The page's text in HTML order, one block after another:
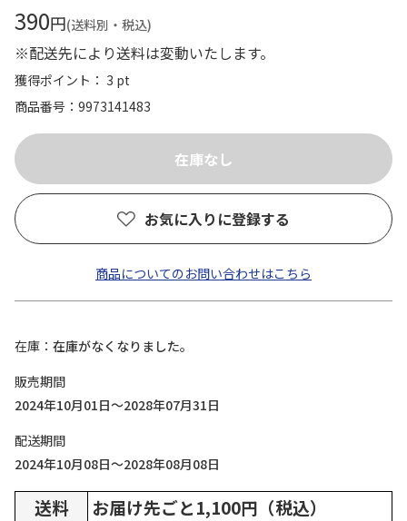
390円(送料別・税込)
※配送先により送料は変動いたします。
獲得ポイント： 3 pt
商品番号
9973141483
お気に入りに登録する
商品についてのお問い合わせはこちら
在庫
在庫がなくなりました。
販売期間
2024年10月01日～2028年07月31日
配送期間
2024年10月08日～2028年08月08日
送料
お届け先ごと1,100円（税込）